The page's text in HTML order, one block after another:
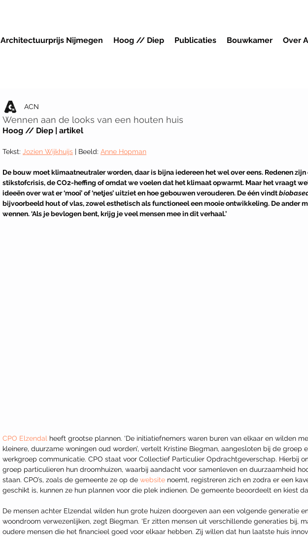
Architectuurprijs Nijmegen Hoog // Diep Publicaties Bouwkamer Over
Wennen aan de looks van een houten huis
ACN
Hoog // Diep | artikel
Tekst: Jozien Wijkhuijs | Beeld: Anne Hopman
De bouw moet klimaatneutraler worden, daar is bijna iedereen het wel over eens. Redenen zijn
stikstofcrisis, de CO2-heffing of omdat we voelen dat het klimaat opwarmt. Maar het vraagt
ideeën over wat er ‘mooi’ of ‘netjes’ uitziet en hoe gebouwen verouderen. De één vindt
bijvoorbeeld hout of vlas, zowel esthetisch als functioneel een mooie ontwikkeling. De ander
wennen. ‘Als je bevlogen bent, krijg je veel mensen mee in dit verhaal.’
CPO Elzendal heeft grootse plannen. ‘De initiatiefnemers waren buren van elkaar en wilden
kleinere, duurzame woningen oud worden’, vertelt Kristine Biegman, aangesloten bij de groep
werkgroep communicatie. CPO staat voor Collectief Particulier Opdrachtgeverschap. Hierbij
groep particulieren hun droomhuizen, waarbij aandacht voor samenleven en duurzaamheid
staan. CPO’s, zoals de gemeente ze op de website noemt, registreren zich en zodra er een
geschikt is, kunnen ze hun plannen voor die plek indienen. De gemeente beoordeelt en kiest
De mensen achter Elzendal wilden hun grote huizen doorgeven aan een volgende generatie
woondroom verwezenlijken, zegt Biegman. ‘Er zitten mensen uit verschillende generaties bij,
oudere mensen die het financieel goed voor elkaar hebben. Zij willen dat hun laatste huis